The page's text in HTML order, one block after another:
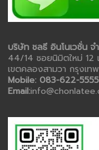
บริษัท ชลธี อินโนเวชั่น จ
44/14 ซอยนิมิตใหม่ 12
เขตคลองสามวา กรุงเ
Mobile: 083-622-
Email: